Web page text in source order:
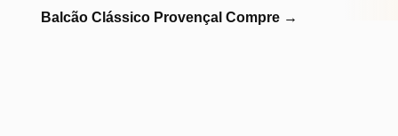
Balcão Clássico Provençal Compre →